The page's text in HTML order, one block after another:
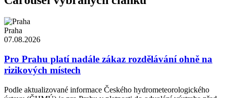
Praha
07.08.2026
Pro Prahu platí nadále zákaz rozdělávání ohně na
rizikových místech
Podle aktualizované informace Českého hydrometeorologického